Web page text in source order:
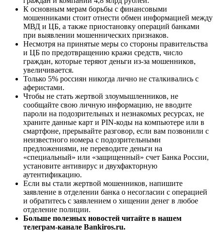
К основным мерам борьбы с финансовыми
мошенниками стоит отнести обмен информацией между
МВД и ЦБ, а также приостановку операций банками
при выявлении мошеннических признаков.
Несмотря на принятые меры со стороны правительства
и ЦБ по предотвращению кражи средств, число
граждан, которые теряют деньги из-за мошенников,
увеличивается.
Только 5% россиян никогда лично не сталкивались с
аферистами.
Чтобы не стать жертвой злоумышленников, не
сообщайте свою личную информацию, не вводите
пароли на подозрительных и незнакомых ресурсах, не
храните данные карт и PIN-коды на компьютере или в
смартфоне, прерывайте разговор, если вам позвонили с
неизвестного номера с подозрительными
предложениями, не переводите деньги на
«специальный» или «защищенный» счет Банка России,
установите антивирус и двухфакторную
аутентификацию.
Если вы стали жертвой мошенников, напишите
заявление в отделении банка о несогласии с операцией
и обратитесь с заявлением о хищении денег в любое
отделение полиции.
Больше полезных новостей читайте в нашем
телеграм-канале Bankiros.ru.